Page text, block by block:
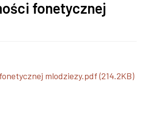
fonetycznej
mlodziezy.pdf (214.2KB)